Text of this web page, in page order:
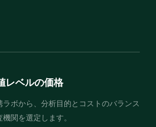
レベルの価格
ラボから、分析目的とコストのバランス
関を選定します。